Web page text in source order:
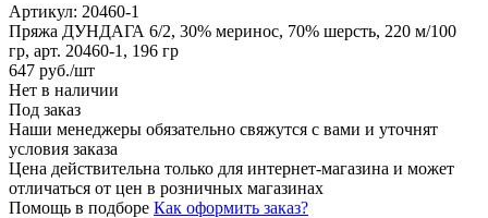
Артикул: 20460-1
Пряжа ДУНДАГА 6/2, 30% меринос, 70% шерсть, 220 м/100
гр, арт. 20460-1, 196 гр
647 руб./шт
Нет в наличии
Под заказ
Наши менеджеры обязательно свяжутся с вами и уточнят
условия заказа
Цена действительна только для интернет-магазина и может
отличаться от цен в розничных магазинах
Помощь в подборе Как оформить заказ?